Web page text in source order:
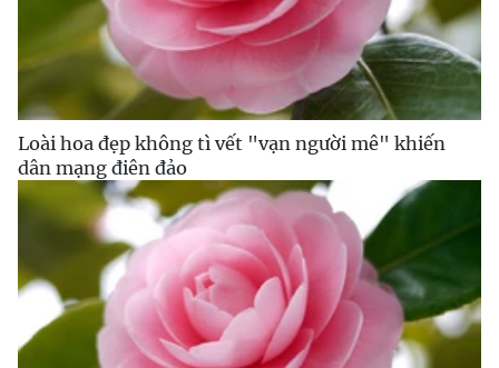
Loài hoa đẹp không tì vết "vạn người mê" khiến
dân mạng điên đảo